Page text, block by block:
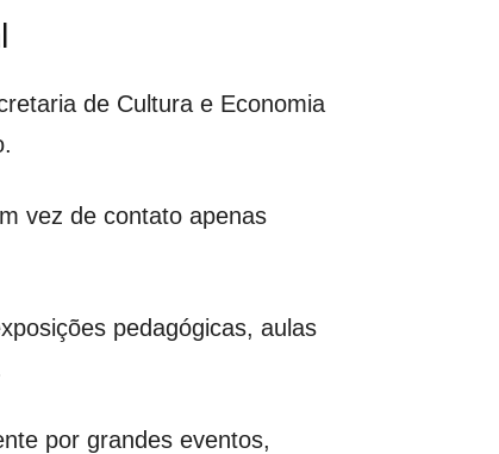
de Cultura e Economia
vez de contato apenas
pedagógicas, aulas
por grandes eventos,